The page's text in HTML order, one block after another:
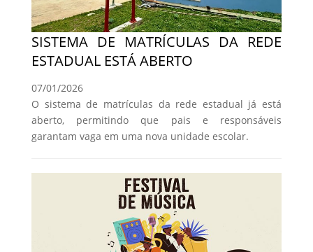
SISTEMA DE MATRÍCULAS DA REDE
ESTADUAL ESTÁ ABERTO
07/01/2026
O sistema de matrículas da rede estadual já está
aberto, permitindo que pais e responsáveis
garantam vaga em uma nova unidade escolar.